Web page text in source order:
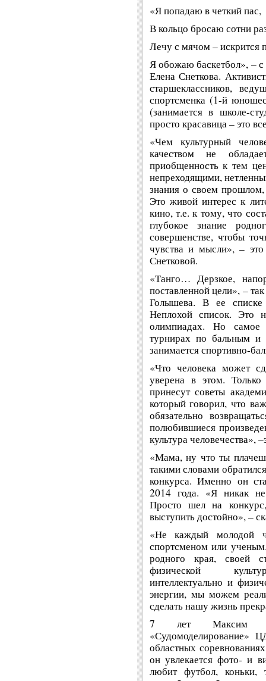
«Я попадаю в четкий пас,
В кольцо бросаю сотни
Лечу с мячом – искрится
Я обожаю баскетбол», – с
Елена Снеткова.
старшеклассников,
спортсменка (1-й
(занимается в школе-
просто красавица – это
«Чем культурный
качеством не
приобщенность к тем
непреходящими,
знания о своем
Это живой интерес к
кино, т.е. к тому, что
глубокое знание
совершенстве, чтобы
чувства и мысли», –
Снетковой.
«Танго… Дерзкое,
поставленной цели», –
Голышева. В ее
Неплохой список. Это
олимпиадах. Но
турнирах по бальным
занимается спортивно-
«Что человека может
уверена в этом.
принесут советы
который говорил, что
обязательно
полюбившиеся
культура человечества»,
«Мама, ну что ты
такими словами
конкурса. Именно он
2014 года. «Я никак
Просто шел на
выступить достойно», –
«Не каждый молодой
спортсменом или
родного края, своей
физической
интеллектуально и
энергии, мы можем
сделать нашу жизнь
7 лет Максим
«Судомоделирование»
областных
он увлекается фото- и
любит футбол,